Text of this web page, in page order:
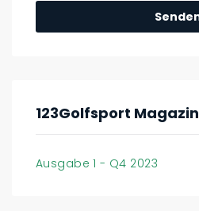
123Golfsport Magazin
Ausgabe 1 - Q4 2023